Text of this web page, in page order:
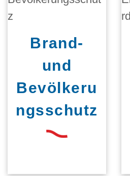
Brand-
und
Bevölkeru
ngsschutz